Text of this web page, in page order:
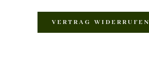
VERTRAG WIDERRUFEN